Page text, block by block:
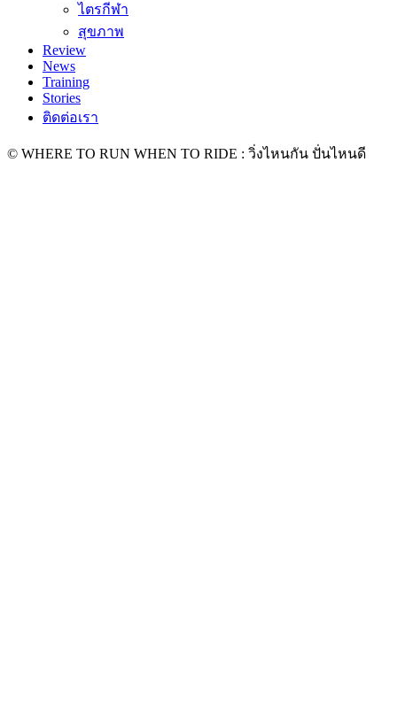
ไตรกีฬา
สุขภาพ
Review
News
Training
Stories
ติดต่อเรา
© WHERE TO RUN WHEN TO RIDE : วิ่งไหนกัน ปั่นไหนดี